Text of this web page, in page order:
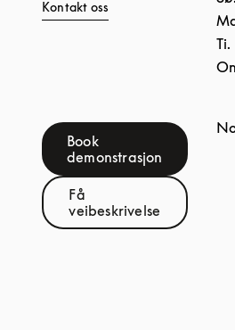
Kontakt oss
Book
demonstrasjonLink Opens in New
Få
veibeskrivelseLink Opens in New
Ti.